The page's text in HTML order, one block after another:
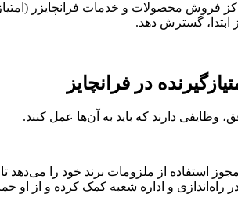
فروش محصولات و خدمات فرانچایزر
ابتدا، گسترش دهد.
در فرانچایز
وظایفی دارند که باید به آن‌ها عمل کنند.
مجوز استفاده از ملزومات برند خود را می‌دهد
در راه‌اندازی و اداره شعبه کمک کرده و از او